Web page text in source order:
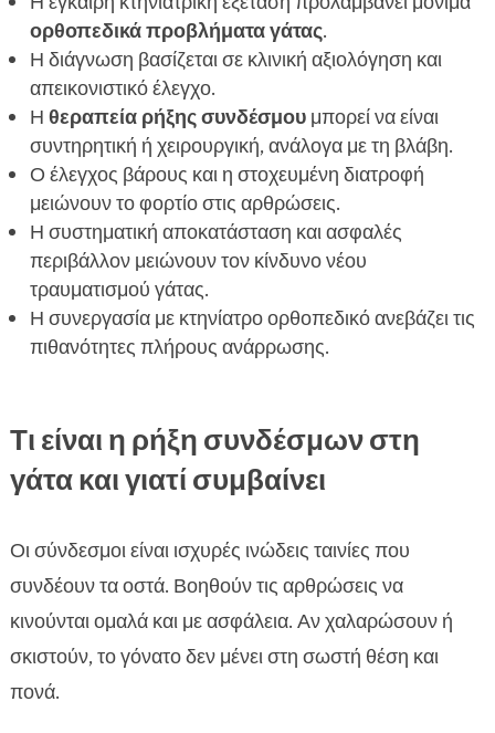
ορθοπεδικά προβλήματα γάτας.
Η διάγνωση βασίζεται σε κλινική αξιολόγηση και
απεικονιστικό έλεγχο.
Η θεραπεία ρήξης συνδέσμουμπορεί να είναι
συντηρητική ή χειρουργική, ανάλογα με τη βλάβη.
Ο έλεγχος βάρους και η στοχευμένη διατροφή
μειώνουν το φορτίο στις αρθρώσεις.
Η συστηματική αποκατάσταση και ασφαλές
περιβάλλον μειώνουν τον κίνδυνο νέου
τραυματισμού γάτας.
Η συνεργασία με κτηνίατρο ορθοπεδικό ανεβάζει τις
πιθανότητες πλήρους ανάρρωσης.
Τι είναι η ρήξη συνδέσμων στη
γάτα και γιατί συμβαίνει
Οι σύνδεσμοι είναι ισχυρές ινώδεις ταινίες που
συνδέουν τα οστά. Βοηθούν τις αρθρώσεις να
κινούνται ομαλά και με ασφάλεια. Αν χαλαρώσουν ή
σκιστούν, το γόνατο δεν μένει στη σωστή θέση και
πονά.